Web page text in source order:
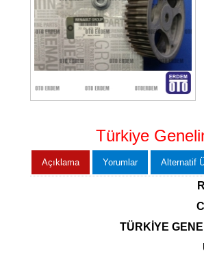
Türkiye
Açıklama Yorumlar Alternatif
TÜRKİYE